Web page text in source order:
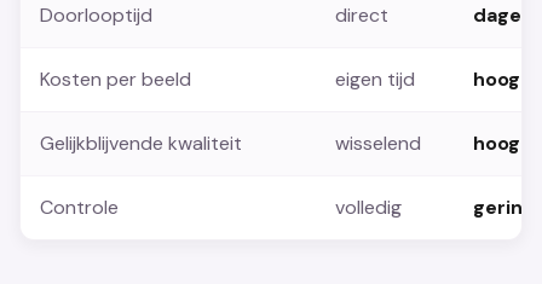
Doorlooptijd direct dagen
Kosten per beeld eigen tijd hoog
Gelijkblijvende kwaliteit wisselend hoog
Controle volledig gering